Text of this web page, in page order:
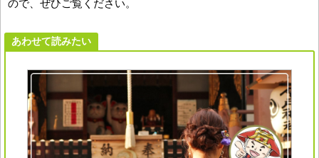
ので、ぜひご覧ください。
あわせて読みたい